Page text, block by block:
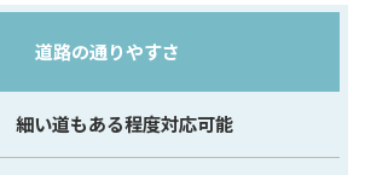
道路の通りやすさ
細い道もある程度対応可能